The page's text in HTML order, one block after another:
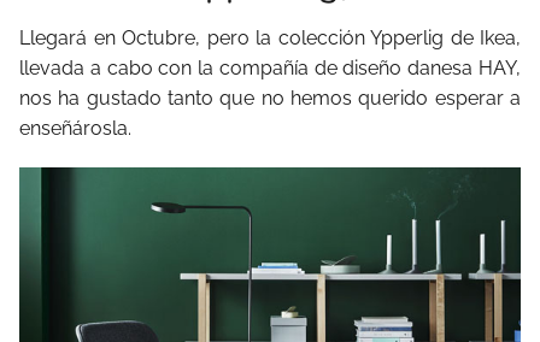
Llegará en Octubre, pero la colección Ypperlig de Ikea,
llevada a cabo con la compañía de diseño danesa HAY,
nos ha gustado tanto que no hemos querido esperar a
enseñárosla.